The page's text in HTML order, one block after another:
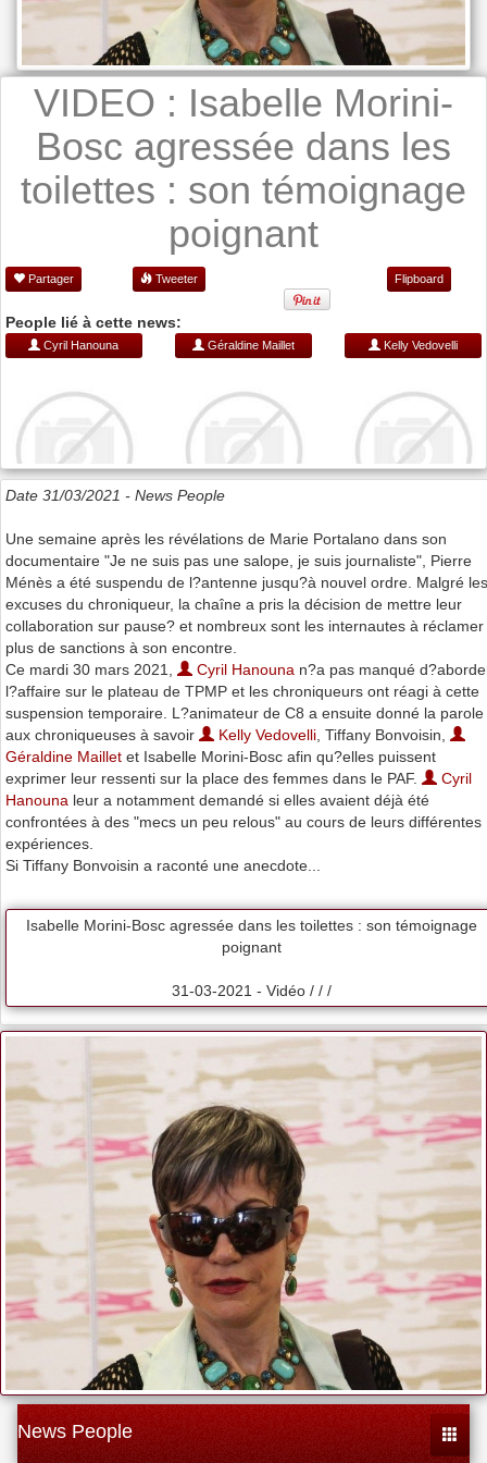
VIDEO : Isabelle Morini-
Bosc agressée dans les
toilettes : son témoignage
poignant
Partager Tweeter Flipboard
People lié à cette news:
Cyril Hanouna Géraldine Maillet Kelly Vedovelli
Date 31/03/2021 - News People
Une semaine après les révélations de Marie Portalano dans son
documentaire "Je ne suis pas une salope, je suis journaliste", Pierre
Ménès a été suspendu de l?antenne jusqu?à nouvel ordre. Malgré les
excuses du chroniqueur, la chaîne a pris la décision de mettre leur
collaboration sur pause? et nombreux sont les internautes à réclamer
plus de sanctions à son encontre.
Ce mardi 30 mars 2021,
Cyril Hanouna n?a pas manqué
l?affaire sur le plateau de TPMP et les chroniqueurs ont réagi à cette
suspension temporaire. L?animateur de C8 a ensuite donné la parole
aux chroniqueuses à savoir
Kelly Vedovelli , Tiffany Bonvoisin,
Géraldine Maillet et Isabelle Morini-Bosc afin qu?elles puissent
exprimer leur ressenti sur la place des femmes dans le PAF.
Cyril
Hanouna leur a notamment demandé si elles avaient déjà été
confrontées à des "mecs un peu relous" au cours de leurs différentes
expériences.
Si Tiffany Bonvoisin a raconté une anecdote...
Isabelle Morini-Bosc agressée dans les toilettes : son témoignage
poignant
31-03-2021 - Vidéo / / /
News People